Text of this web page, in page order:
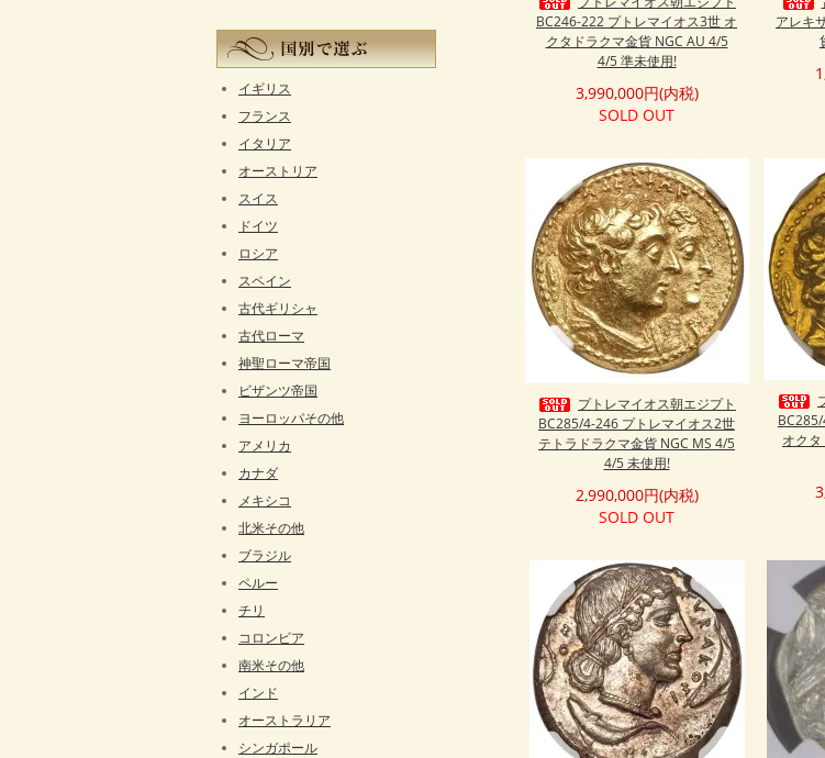
BC246-222 プトレマイオス3世 オ
クタドラクマ金貨 NGC AU 4/5
4/5 準未使用!
3,990,000円(内税)
SOLD OUT
アレキ
プトレマイオス朝エジプト
BC285/4-246 プトレマイオス2世
テトラドラクマ金貨 NGC MS 4/5
4/5 未使用!
2,990,000円(内税)
SOLD OUT
オク
イギリス
フランス
イタリア
オーストリア
スイス
ドイツ
ロシア
スペイン
古代ギリシャ
古代ローマ
神聖ローマ帝国
ビザンツ帝国
ヨーロッパその他
アメリカ
カナダ
メキシコ
北米その他
ブラジル
ペルー
チリ
コロンビア
南米その他
インド
オーストラリア
シンガポール